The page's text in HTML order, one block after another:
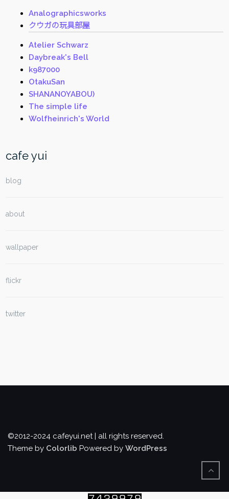
Analographicsworks
クウガの玩具部屋
Atelier Schwarz
Daybreak's Bell
k987000
OtakuSan
SHANANOYABOU)
The simple life
Wolfheinrich's World
cafe yui
blog
about
wallpaper
flickr
twitter
©2012-2024 cafeyui.net | all rights reserved.
Theme by Colorlib Powered by WordPress